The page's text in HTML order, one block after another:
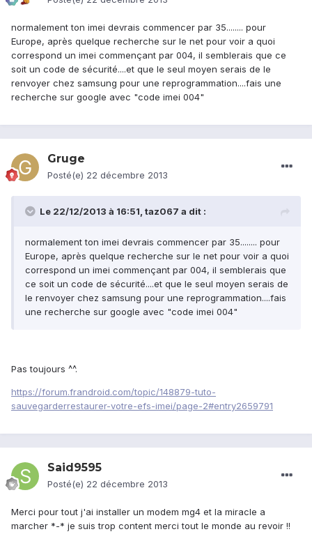
normalement ton imei devrais commencer par 35........ pour
Europe, après quelque recherche sur le net pour voir a quoi
correspond un imei commençant par 004, il semblerais que ce
soit un code de sécurité....et que le seul moyen serais de le
renvoyer chez samsung pour une reprogrammation....fais une
recherche sur google avec "code imei 004"
Gruge
Posté(e) 22 décembre 2013
Le 22/12/2013 à 16:51, taz067 a dit :
normalement ton imei devrais commencer par 35........ pour
Europe, après quelque recherche sur le net pour voir a quoi
correspond un imei commençant par 004, il semblerais que
ce soit un code de sécurité....et que le seul moyen serais de
le renvoyer chez samsung pour une reprogrammation....fais
une recherche sur google avec "code imei 004"
Pas toujours ^^.
https://forum.frandroid.com/topic/148879-tuto-
sauvegarderrestaurer-votre-efs-imei/page-2#entry2659791
Said9595
Posté(e) 22 décembre 2013
Merci pour tout j'ai installer un modem mg4 et la miracle a
marcher *-* je suis trop content merci tout le monde au revoir !!